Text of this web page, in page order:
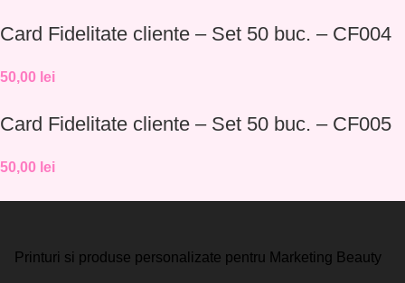
Card Fidelitate cliente – Set 50 buc. – CF004
50,00 lei
Card Fidelitate cliente – Set 50 buc. – CF005
50,00 lei
Printuri si produse personalizate pentru Marketing Beauty